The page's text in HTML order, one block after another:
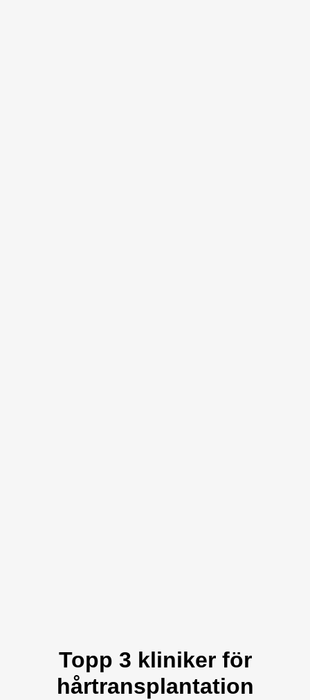
Topp 3 kliniker för
hårtransplantation